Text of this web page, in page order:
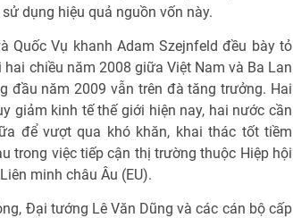
dụng hiệu quả nguồn vốn này.
Quốc Vụ khanh Adam Szejnfeld đều bày tỏ
chiều năm 2008 giữa Việt Nam và Ba Lan
đầu năm 2009 vẫn trên đà tăng trưởng. Hai
giảm kinh tế thế giới hiện nay, hai nước cần
để vượt qua khó khăn, khai thác tốt tiềm
trong việc tiếp cận thị trường thuộc Hiệp hội
minh châu Âu (EU).
Đại tướng Lê Văn Dũng và các cán bộ cấp